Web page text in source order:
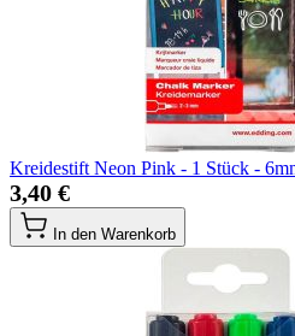
Kreidestift Neon Pink - 1 Stück -
3,40 €
In den Warenkorb